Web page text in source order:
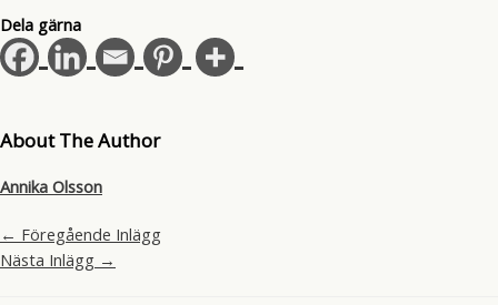
Dela gärna
About The Author
Annika Olsson
← Föregående Inlägg
Nästa Inlägg →